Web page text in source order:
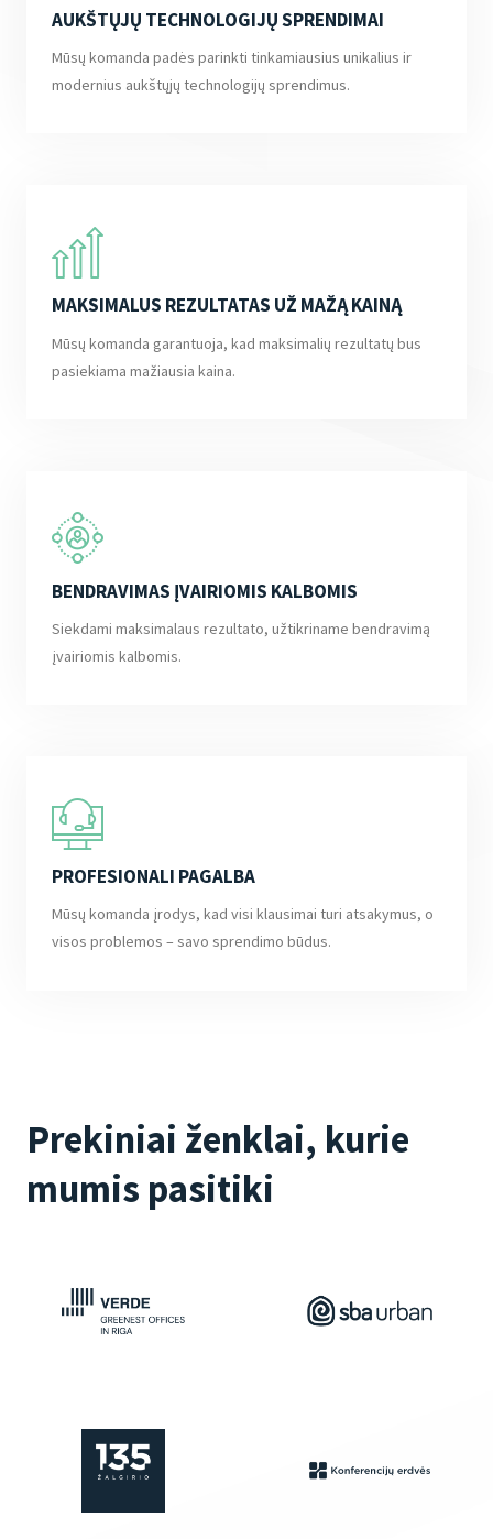
AUKŠTŲJŲ TECHNOLOGIJŲ SPRENDIMAI
Mūsų komanda padės parinkti tinkamiausius unikalius ir
modernius aukštųjų technologijų sprendimus.
MAKSIMALUS REZULTATAS UŽ MAŽĄ KAINĄ
Mūsų komanda garantuoja, kad maksimalių rezultatų bus
pasiekiama mažiausia kaina.
BENDRAVIMAS ĮVAIRIOMIS KALBOMIS
Siekdami maksimalaus rezultato, užtikriname bendravimą
įvairiomis kalbomis.
PROFESIONALI PAGALBA
Mūsų komanda įrodys, kad visi klausimai turi atsakymus, o
visos problemos – savo sprendimo būdus.
Prekiniai ženklai, kurie
mumis pasitiki